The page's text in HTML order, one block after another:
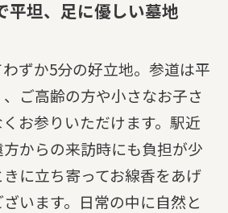
平坦、足に優しい墓地
ずか5分の好立地。参道は平
ご高齢の方や小さなお子さ
お参りいただけます。駅近
からの来訪時にも負担が少
に立ち寄ってお線香をあげ
います。日常の中に自然と